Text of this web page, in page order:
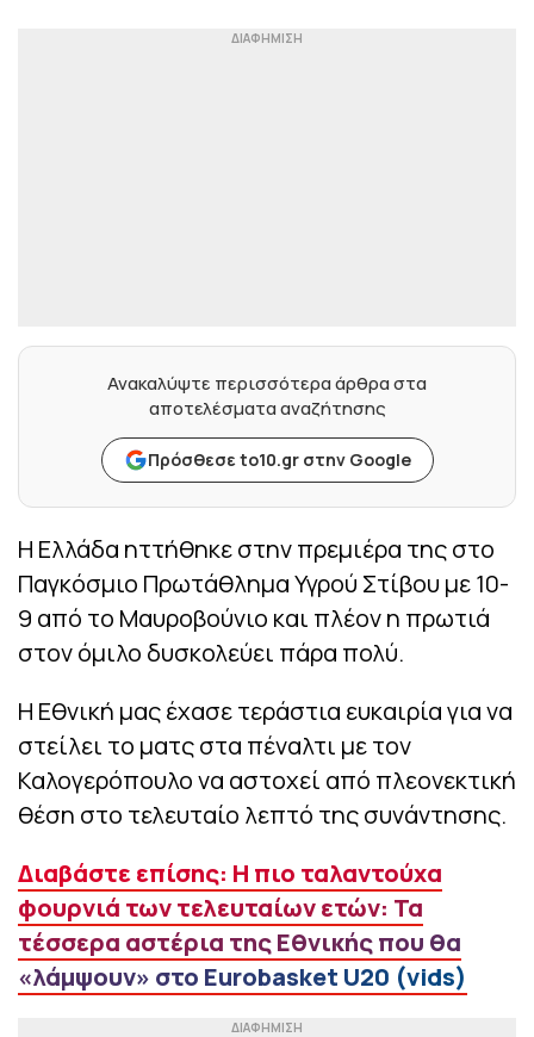
Ανακαλύψτε περισσότερα άρθρα στα
αποτελέσματα αναζήτησης
Πρόσθεσε to10.gr στην Google
Η Ελλάδα ηττήθηκε στην πρεμιέρα της στο
Παγκόσμιο Πρωτάθλημα Υγρού Στίβου με 10-
9 από το Μαυροβούνιο και πλέον η πρωτιά
στον όμιλο δυσκολεύει πάρα πολύ.
Η Εθνική μας έχασε τεράστια ευκαιρία για να
στείλει το ματς στα πέναλτι με τον
Καλογερόπουλο να αστοχεί από πλεονεκτική
θέση στο τελευταίο λεπτό της συνάντησης.
Διαβάστε επίσης: Η πιο ταλαντούχα
φουρνιά των τελευταίων ετών: Τα
τέσσερα αστέρια της Εθνικής που θα
«λάμψουν» στο Eurobasket U20 (vids)